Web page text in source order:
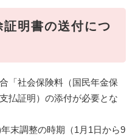
明書の送付につ
「社会保険料（国民年金保
払証明）の添付が必要とな
末調整の時期（1月1日から9